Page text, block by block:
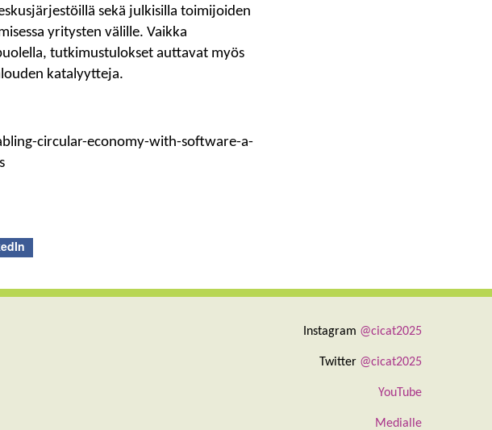
sekä julkisilla toimijoiden
yritysten välille. Vaikka
tutkimustulokset auttavat myös
katalyytteja.
circular-economy-with-software-a-
Instagram @cicat2025
Twitter @cicat2025
YouTube
Medialle